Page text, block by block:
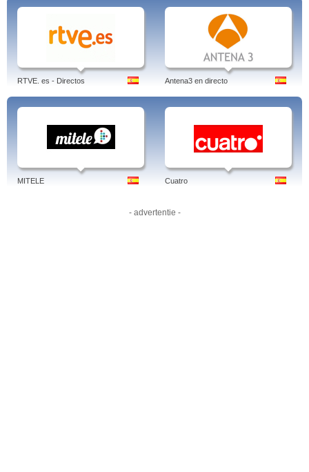
RTVE. es - Directos Antena3 en directo
MITELE Cuatro
- advertentie -